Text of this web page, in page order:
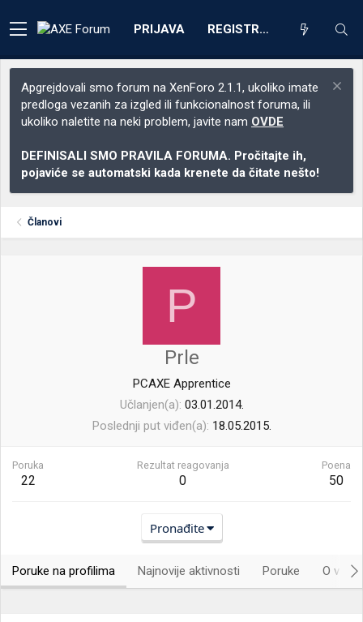
PRIJAVA REGISTRACIJA
Apgrejdovali smo forum na XenForo 2.1.1, ukoliko imate
predloga vezanih za izgled ili funkcionalnost foruma, ili
ukoliko naletite na neki problem, javite nam OVDE
DEFINISALI SMO PRAVILA FORUMA. Pročitajte ih,
pojaviće se automatski kada krenete da čitate nešto!
Članovi
P
Prle
PCAXE Apprentice
Učlanjen(a) 03.01.2014.
Poslednji put viđen(a) 18.05.2015.
Poruka
22
Rezultat reagovanja
0
Poena
50
Pronađite
Poruke na profilima Najnovije aktivnosti Poruke O